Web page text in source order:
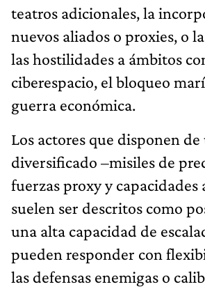
teatros adicionales, la
nuevos aliados o proxies, o
las hostilidades a ámbitos
ciberespacio, el bloqueo
guerra económica.
Los actores que disponen
diversificado –misiles de
fuerzas proxy y capacidades
suelen ser descritos como
una alta capacidad de
pueden responder con
las defensas enemigas o